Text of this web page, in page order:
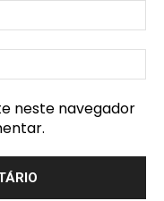
neste navegador